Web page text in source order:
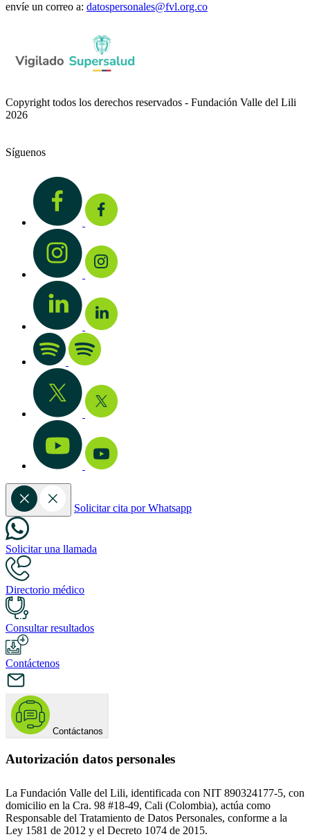
envíe un correo a: datospersonales@fvl.org.co
Copyright todos los derechos reservados - Fundación Valle del Lili
2026
Síguenos
Solicitar cita por Whatsapp
Solicitar una llamada
Directorio médico
Consultar resultados
Contáctenos
Contáctanos
Autorización datos personales
La Fundación Valle del Lili, identificada con NIT 890324177-5, con
domicilio en la Cra. 98 #18-49, Cali (Colombia), actúa como
Responsable del Tratamiento de Datos Personales, conforme a la
Ley 1581 de 2012 y el Decreto 1074 de 2015.